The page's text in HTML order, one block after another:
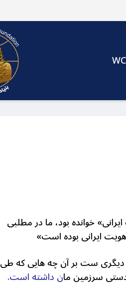
خوانده بود، ما در مطلبی
ایرانی بوده است»
دیگری ست بر آن چه هایی که طی
دستی سرزمین مان داشته است.